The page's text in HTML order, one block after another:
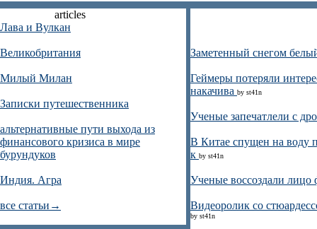
articles
Лава и Вулкан
Великобритания
Милый Милан
Записки путешественника
альтернативные пути выхода из
финансового кризиса в мире
бурундуков
Индия. Агра
все статьи→
Заметенный снегом
Геймеры потеряли
накачива by st41n
Ученые запечатлели с
В Китае спущен на воду
к by st41n
Ученые воссоздали лицо
Видеоролик со
by st41n